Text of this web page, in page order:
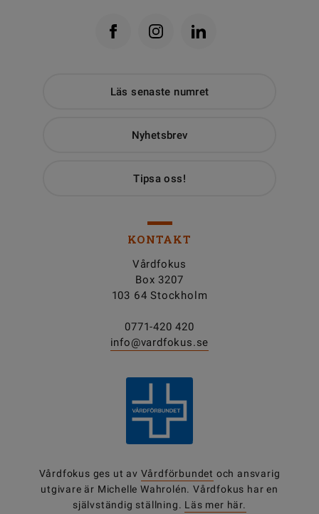
Läs senaste numret
Nyhetsbrev
Tipsa oss!
KONTAKT
Vårdfokus
Box 3207
103 64 Stockholm
0771-420 420
info@vardfokus.se
Vårdfokus ges ut av Vårdförbundet och ansvarig
utgivare är Michelle Wahrolén. Vårdfokus har en
självständig ställning. Läs mer här.